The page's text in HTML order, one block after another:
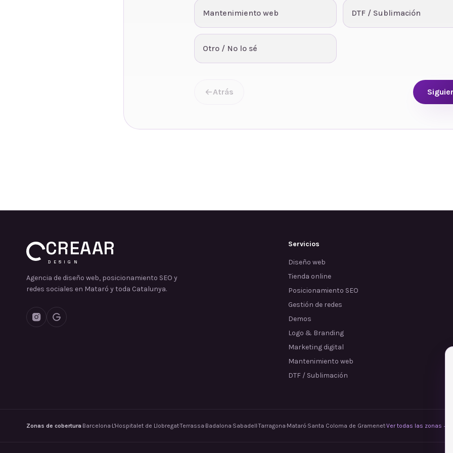
Mantenimiento web DTF / Sublimación
Otro / No lo sé
Atrás
CREAAR
DESIGN
Agencia de diseño web, posicionamiento SEO y
redes sociales en Mataró y toda Catalunya.
Servicios
Diseño web
Tienda online
Posicionamiento SEO
Gestión de redes
Demos
Logo & Branding
Marketing digital
Mantenimiento web
DTF / Sublimación
Zonas de cobertura·Barcelona·L'Hospitalet de Llobregat·Terrassa·Badalona·Sabadell·Tarragona·Mataró·Santa Coloma de Gramenet·Ver todas las zonas →